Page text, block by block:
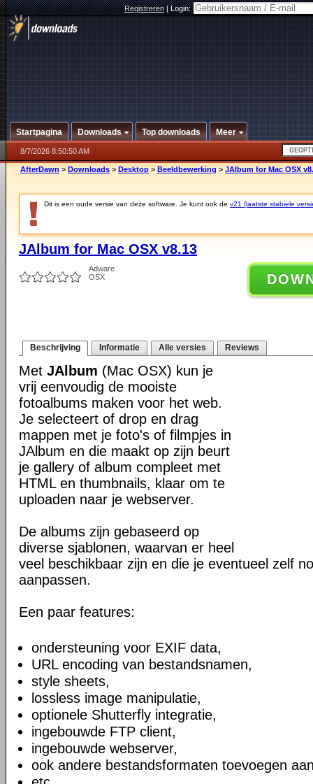
Registreren|Login:
Startpagina Downloads Top downloads Meer
8/7/2026 8:50:50 AM
AfterDawn > Downloads > Desktop > Beeldbewerking > JAlbum for Mac OSX
Dit is een oude versie van deze software. Je kunt ook de v21 (laatste stabiele
JAlbum for Mac OSX v8.13
Adware
OSX
Beschrijving Informatie Alle versies Reviews
Met JAlbum (Mac OSX) kun je
vrij eenvoudig de mooiste
fotoalbums maken voor het web.
Je selecteert of drop en drag
mappen met je foto's of filmpjes in
JAlbum en die maakt op zijn beurt
je gallery of album compleet met
HTML en thumbnails, klaar om te
uploaden naar je webserver.
De albums zijn gebaseerd op
diverse sjablonen, waarvan er heel
veel beschikbaar zijn en die je eventueel zelf
aanpassen.
Een paar features:
ondersteuning voor EXIF data,
URL encoding van bestandsnamen,
style sheets,
lossless image manipulatie,
optionele Shutterfly integratie,
ingebouwde FTP client,
ingebouwde webserver,
ook andere bestandsformaten toevoegen